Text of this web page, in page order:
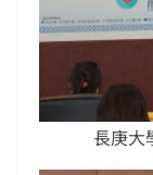
長庚大